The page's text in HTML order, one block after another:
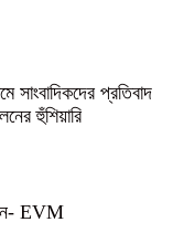
সাংবাদিকদের প্রতিবাদ
হুঁশিয়ারি
EVM